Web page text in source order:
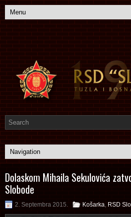
Dolaskom Mihaila Sekulovića
Slobode
2. Septembra 2015. Košarka RSD